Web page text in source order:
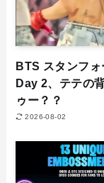
BTS スタンフォ
Day 2、テテの
ゥー？？
2026-08-02